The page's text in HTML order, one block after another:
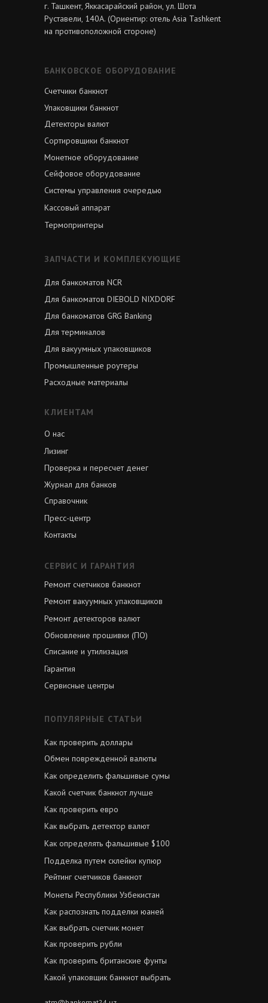
БАНКОВСКОЕ ОБОРУДОВАНИЕ
Счетчики банкнот
КЛИЕНТАМ
О нас
ПОПУЛЯРНЫЕ СТАТЬИ
Как проверить доллары
СЕРВИС И ГАРАНТИЯ
ЗАПЧАСТИ И КОМПЛЕКУЮЩИЕ
Для банкоматов NCR
г. Ташкент, Яккасарайский район, ул. Шота
Руставели, 140А. (Ориентир: отель Asia Tashkent
на противоположной стороне)
Детекторы валют
Упаковщики банкнот
Сортировщики банкнот
Монетное оборудование
Сейфовое оборудование
Лизинг
Ремонт счетчиков банкнот
Журнал для банков
Справочник
Пресс-центр
Для терминалов
Для банкоматов DIEBOLD NIXDORF
Для банкоматов GRG Banking
Расходные материалы
Обмен поврежденной валюты
Как определить фальшивые сумы
Какой счетчик банкнот лучше
Как проверить евро
Как выбрать детектор валют
Как определять фальшивые $100
Подделка путем склейки купюр
Рейтинг счетчиков банкнот
Монеты Республики Узбекистан
Как распознать подделки юаней
Как выбрать счетчик монет
Как проверить рубли
Контакты
Ремонт вакуумных упаковщиков
Ремонт детекторов валют
Обновление прошивки (ПО)
Списание и утилизация
Гарантия
Проверка и пересчет денег
Как проверить британские фунты
Какой упаковщик банкнот выбрать
Сервисные центры
Для вакуумных упаковщиков
Промышленные роутеры
Системы управления очередью
Кассовый аппарат
Термопринтеры